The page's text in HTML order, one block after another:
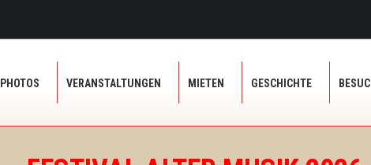
PHOTOS VERANSTALTUNGEN MIETEN GESCHICHTE